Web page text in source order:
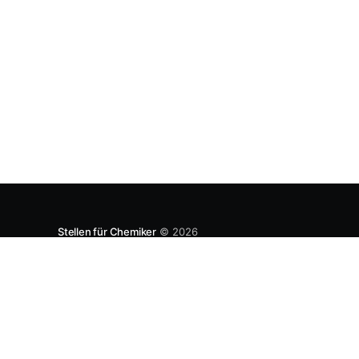
entwickeln. Diese Strategie ist von Toyota
Stellen für Chemiker © 2026